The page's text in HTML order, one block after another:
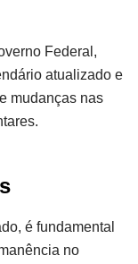
Federal,
atualizado e
mudanças nas
é fundamental
no